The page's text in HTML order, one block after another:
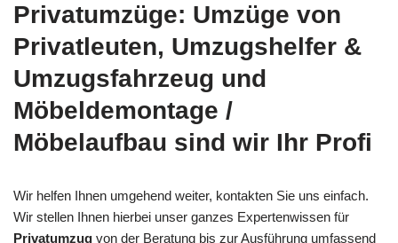
Privatumzüge: Umzüge von
Privatleuten, Umzugshelfer &
Umzugsfahrzeug und
Möbeldemontage /
Möbelaufbau sind wir Ihr Profi
Wir helfen Ihnen umgehend weiter, kontakten Sie uns einfach.
Wir stellen Ihnen hierbei unser ganzes Expertenwissen für
Privatumzug von der Beratung bis zur Ausführung umfassend